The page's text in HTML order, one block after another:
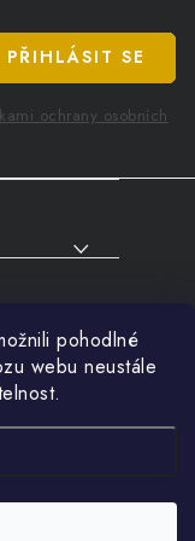
pohodlné
webu neustále
ochrany osobních
PŘIHLÁSIT SE
vyhrazena.